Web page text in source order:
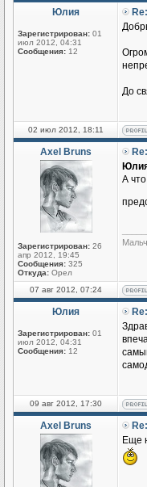
Юлия
Зарегистрирован: 01
июл 2012, 04:31
Сообщения: 12
До
02 июл 2012, 18:11
Axel Bruns
Зарегистрирован: 26
апр 2012, 19:45
Сообщения: 325
Откуда: Орел
А
07 авг 2012, 07:24
Юлия
Зарегистрирован: 01
июл 2012, 04:31
Сообщения: 12
09 авг 2012, 17:30
Axel Bruns
Еще